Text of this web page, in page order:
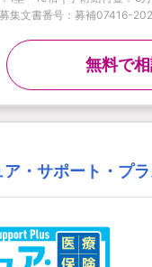
集文書番号：募補07416-
無料で
・サポート・プ